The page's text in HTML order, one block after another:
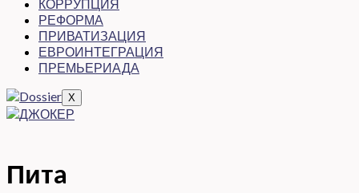
КОРРУПЦИЯ
РЕФОРМА
ПРИВАТИЗАЦИЯ
ЕВРОИНТЕГРАЦИЯ
ПРЕМЬЕРИАДА
X
Питa